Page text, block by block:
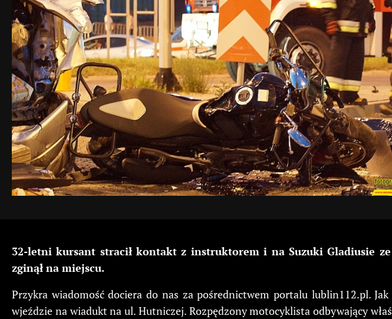
32-letni kursant stracił kontakt z instruktorem i na Suzuki Gladiusie
zginął na miejscu.
Przykra wiadomość dociera do nas za pośrednictwem portalu lublin112.pl.
wjeździe na wiadukt na ul. Hutniczej. Rozpędzony motocyklista odbywający